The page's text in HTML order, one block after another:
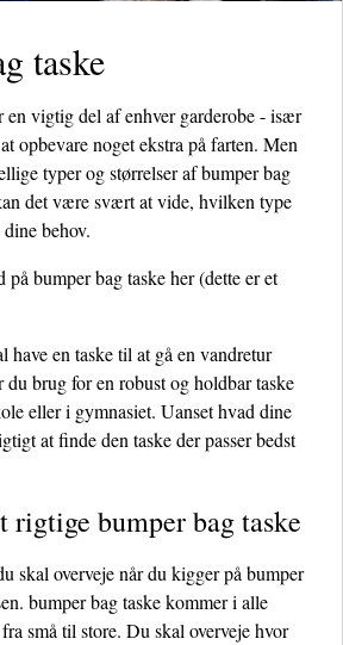
taske
en vigtig del af enhver garderobe - især
opbevare noget ekstra på farten. Men
typer og størrelser af bumper bag
det være svært at vide, hvilken type
behov.
på bumper bag taske her(dette er et
en taske til at gå en vandretur
du brug for en robust og holdbar taske
eller i gymnasiet. Uanset hvad dine
at finde den taske der passer bedst
bumper bag taske
skal overveje når du kigger på bumper
bumper bag taske kommer i alle
små til store. Du skal overveje hvor